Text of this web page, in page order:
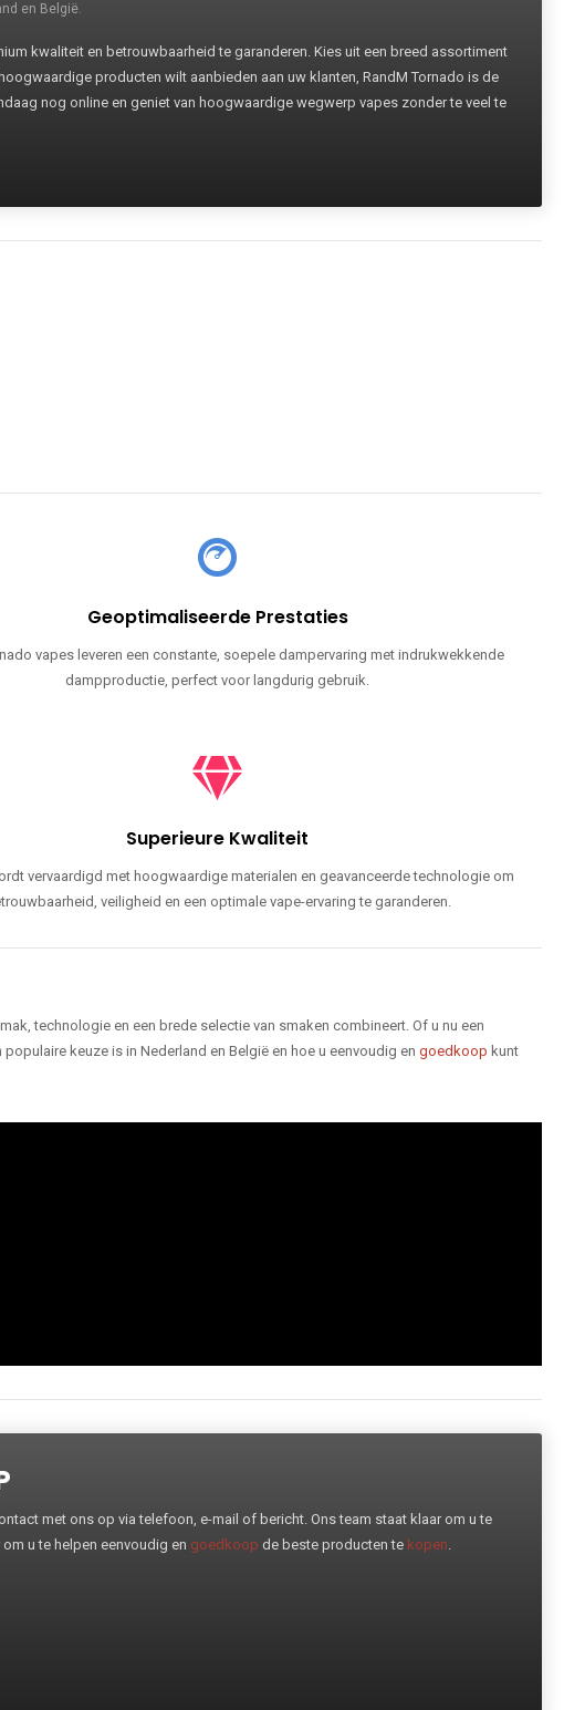
en België.
kwaliteit en betrouwbaarheid te garanderen. Kies uit een breed assortiment
producten wilt aanbieden aan uw klanten, RandM Tornado is de
nog online en geniet van hoogwaardige wegwerp vapes zonder te veel te
Geoptimaliseerde Prestaties
vapes leveren een constante, soepele dampervaring met indrukwekkende
dampproductie, perfect voor langdurig gebruik.
Superieure Kwaliteit
vervaardigd met hoogwaardige materialen en geavanceerde technologie om
veiligheid en een optimale vape-ervaring te garanderen.
technologie en een brede selectie van smaken combineert. Of u nu een
keuze is in Nederland en België en hoe u eenvoudig en goedkoop kunt
met ons op via telefoon, e-mail of bericht. Ons team staat klaar om u te
u te helpen eenvoudig en goedkoop de beste producten te kopen.